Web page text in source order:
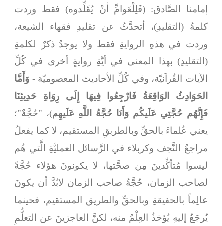
إمامنا الصَّادق: (فَلِلْعَوامِّ أنْ يُقَلِّدوه) فقط وردت
كلمةُ (التقليدِ)، أتحدَّثُ عن تقليدِ فقهاء الشيعة،
وردت في هذهِ الروايةِ فقط ولا يوجدُ ذكرٌ لكلمةِ
(التقليدِ) بهذا المعنى في أيَّةِ روايةٍ أخرى في كُلِّ
الآيات القُرآنيّة، وفي كُلِّ الأحاديث المعصوميّة -وَأَمَّا
الحَوَادِثُ الوَاقِعَةُ فَارْجِعُوا فِيهَا إِلَى رِوَاةِ حَدِيثِنَا
فَإِنَّهُم حُجَّتِي عَلَيكُم وَأَنَا حُجَّةُ اللَّهِ عَلَيهِم)، "حُجَّةٌ"؛
يعني عُلماءَ بالحقِّ وبالطريقِ المستقيم، لا كما يفعلُ
مراجعُ النَّجف وكربلاء في الرَّسائل العمليَّةِ الَّتي هُم
ليسوا مُتأكِّدينَ مِن صحَّتها، لا يكونونَ هؤلاء حُجَّةً
لصاحب الزمان، حُجَّةُ صاحب الزمان لابُدَّ أن يكونَ
عالِماً بالحقيقةِ وبالحقِّ والطريق المستقيم، فحينما
يُرجَعُ إليهِ يُؤخذُ العِلْمُ منه، لكنَّ العاجزينَ عن التعلُّمِ